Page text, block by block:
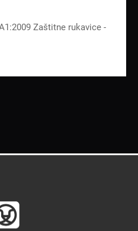
Zaštitne rukavice -